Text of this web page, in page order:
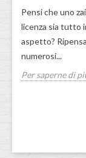
Pensi che uno
licenza sia tutto
aspetto?
numerosi...
Per saperne di